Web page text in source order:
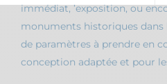
immédiat, ’exposition, ou
monuments historiques
de paramètres à prendre en
conception adaptée et pour